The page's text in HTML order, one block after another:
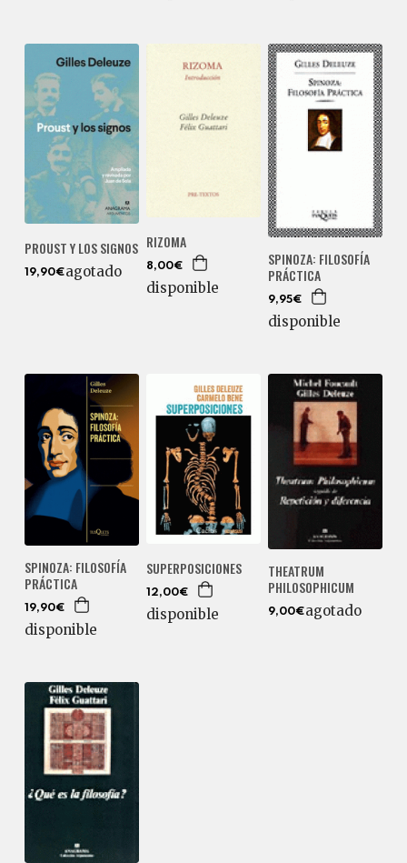
PROUST Y LOS SIGNOS
19,90€agotado
RIZOMA
8,00€
disponible
SPINOZA: FILOSOFÍA
PRÁCTICA
9,95€
disponible
SPINOZA: FILOSOFÍA
PRÁCTICA
19,90€
disponible
SUPERPOSICIONES
12,00€
disponible
THEATRUM
PHILOSOPHICUM
9,00€agotado